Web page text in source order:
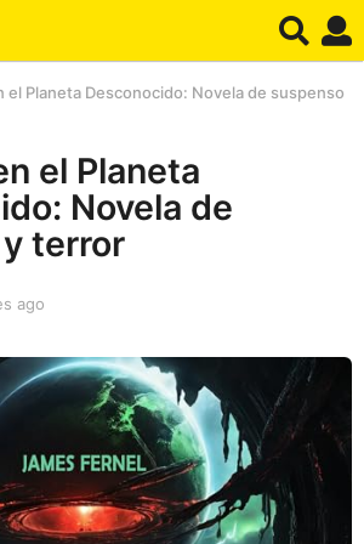
el Planeta Desconocido: Novela de suspenso
el Planeta
Novela de
terror
ago
e
a
o